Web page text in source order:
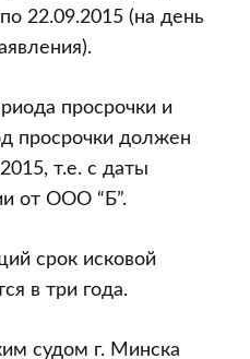
22.09.2015 (на день
просрочки и
просрочки должен
т.е. с даты
от ООО “Б”.
срок исковой
в три года.
судом г. Минска